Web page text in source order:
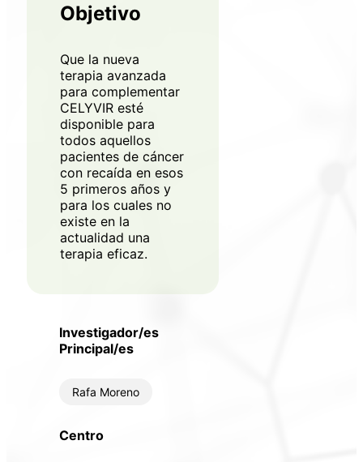
Objetivo
Que la nueva
terapia avanzada
para complementar
CELYVIR esté
disponible para
todos aquellos
pacientes de cáncer
con recaída en esos
5 primeros años y
para los cuales no
existe en la
actualidad una
terapia eficaz.
Investigador/es
Principal/es
Rafa Moreno
Centro